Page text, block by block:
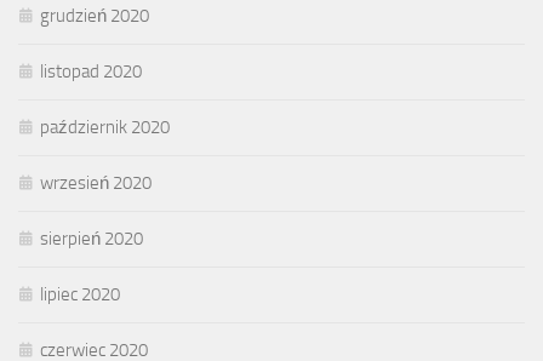
grudzień 2020
listopad 2020
październik 2020
wrzesień 2020
sierpień 2020
lipiec 2020
czerwiec 2020